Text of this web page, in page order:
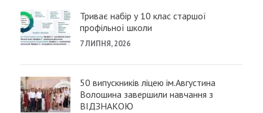
Триває набір у 10 клас старшої
профільної школи
7 ЛИПНЯ, 2026
50 випускників ліцею ім.Августина
Волошина завершили навчання з
ВІДЗНАКОЮ